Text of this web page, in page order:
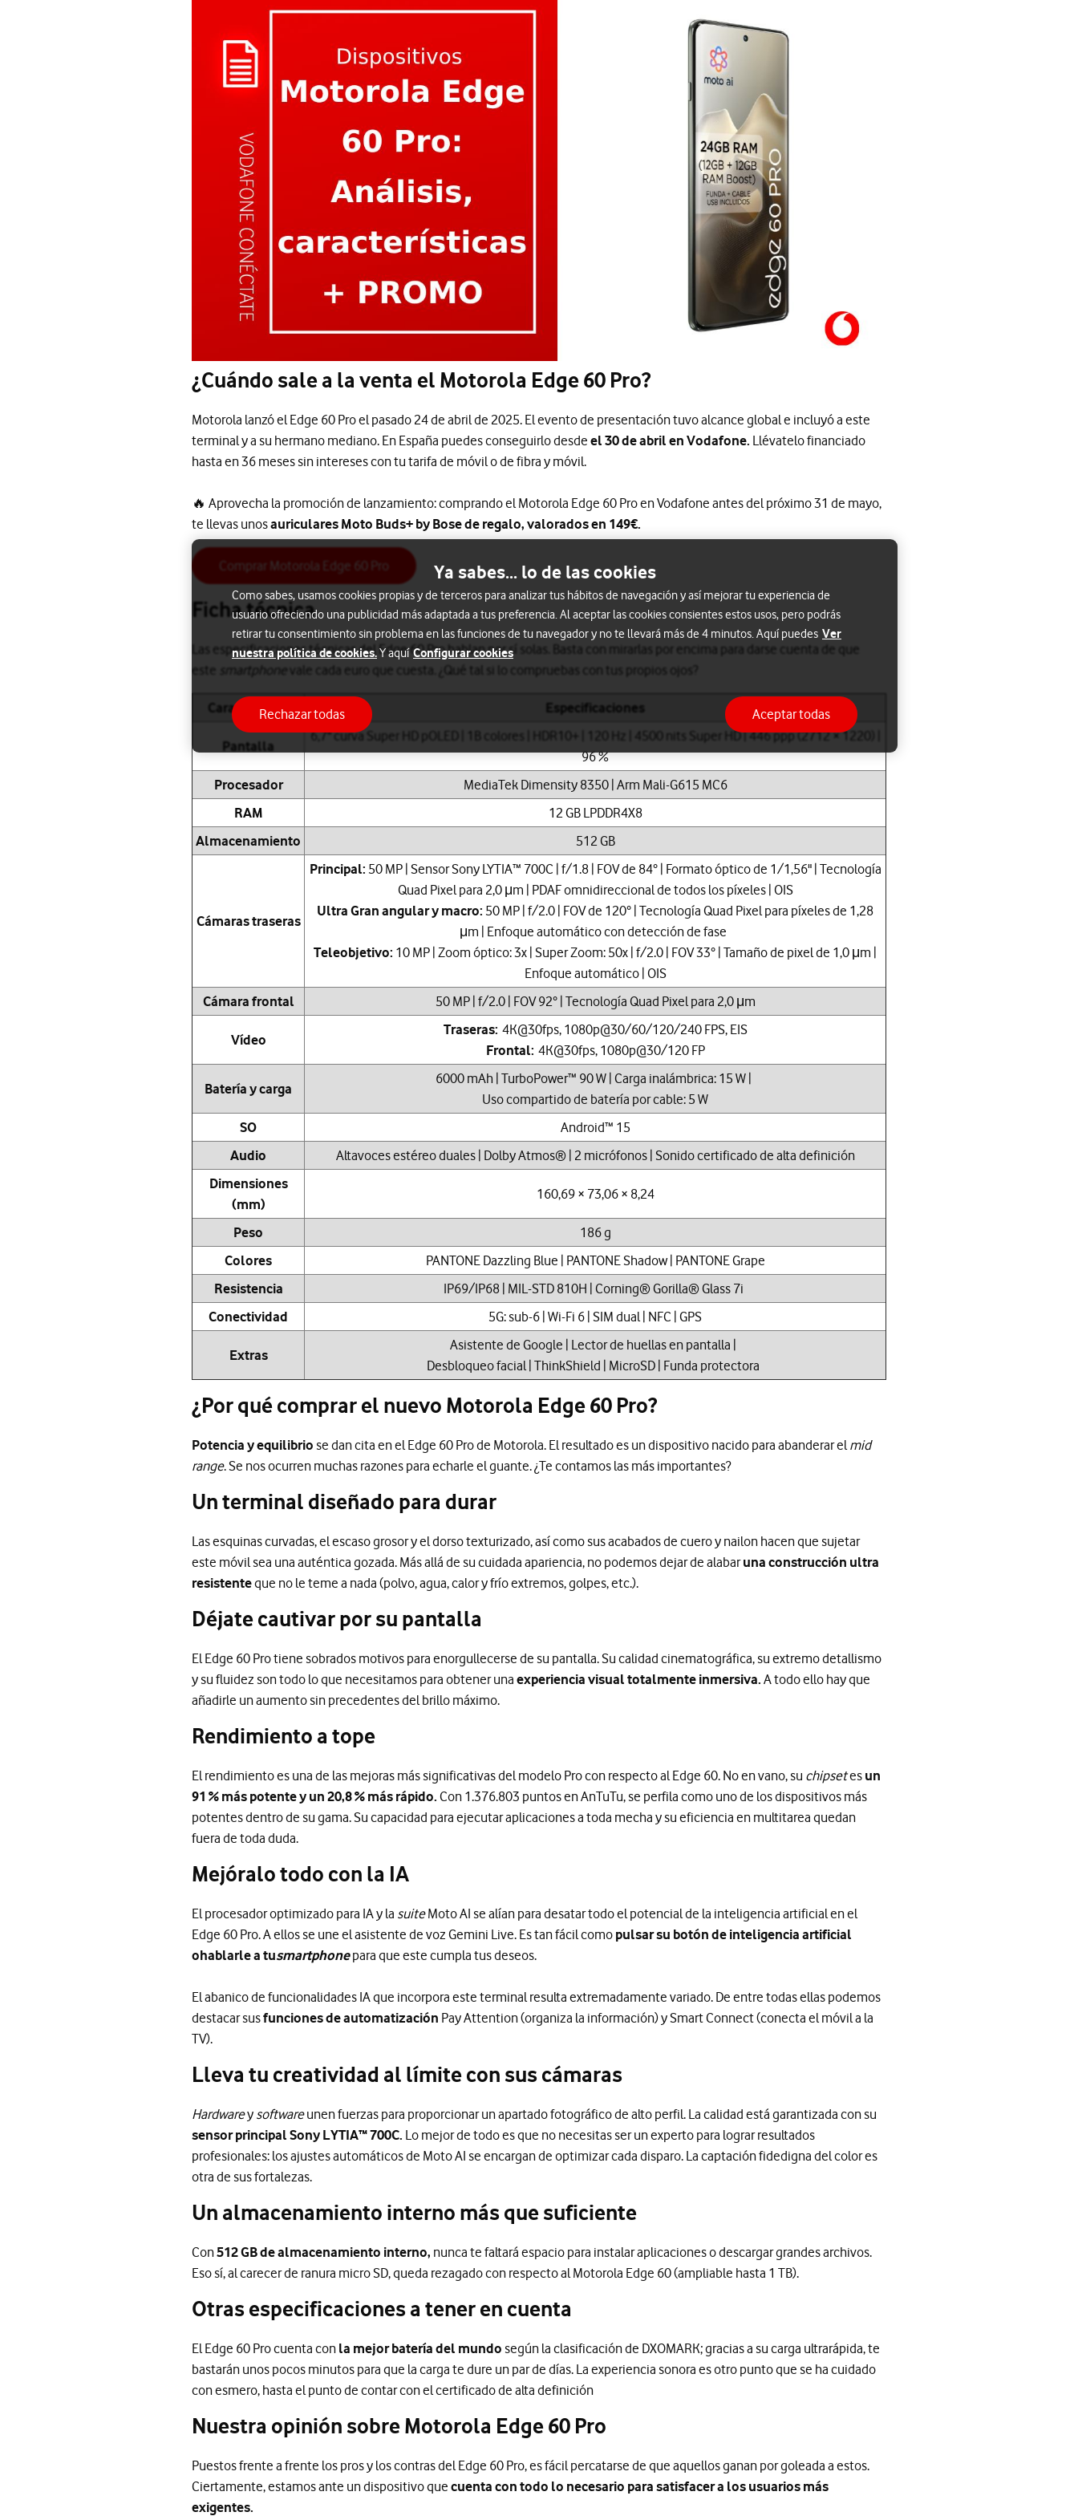
¿Cuándo sale a la venta el Motorola Edge 60 Pro?
Motorola lanzó el Edge 60 Pro el pasado 24 de abril de 2025. El evento de presentación tuvo alcance global e incluyó a este
terminal y a su hermano mediano. En España puedes conseguirlo desde el 30 de abril en Vodafone. Llévatelo financiado
hasta en 36 meses sin intereses con tu tarifa de móvil o de fibra y móvil.
🔥 Aprovecha la promoción de lanzamiento: comprando el Motorola Edge 60 Pro en Vodafone antes del próximo 31 de mayo,
te llevas unosauriculares Moto Buds+ by Bose de regalo, valorados en 149€.
Comprar Motorola Edge 60 Pro
Ficha técnica
Las especificaciones técnicas del Edge 60 Pro hablan por sí solas. Basta con mirarlas por encima para darse cuenta de que
este smartphone vale cada euro que cuesta. ¿Qué tal si lo compruebas con tus propios ojos?
Característica Especificaciones
Pantalla
6,7" curva Super HD pOLED | 1B colores | HDR10+ | 120 Hz | 4500 nits Super HD | 446 ppp (2712 × 1220) |
96 %
Procesador
MediaTek Dimensity 8350 | Arm Mali-G615 MC6
RAM
12 GB LPDDR4X8
Almacenamiento
512 GB
Cámaras traseras
Principal: 50 MP | Sensor Sony LYTIA™ 700C | f/1.8 | FOV de 84° | Formato óptico de 1/1,56" | Tecnología
Quad Pixel para 2,0 μm | PDAF omnidireccional de todos los píxeles | OIS
Ultra Gran angular y macro: 50 MP | f/2.0 | FOV de 120° | Tecnología Quad Pixel para píxeles de 1,28
μm | Enfoque automático con detección de fase
Teleobjetivo: 10 MP | Zoom óptico: 3x | Super Zoom: 50x | f/2.0 | FOV 33° | Tamaño de pixel de 1,0 μm |
Enfoque automático | OIS
Cámara frontal
50 MP | f/2.0 | FOV 92° | Tecnología Quad Pixel para 2,0 μm
Vídeo
Traseras: 4K@30fps, 1080p@30/60/120/240 FPS, EIS
Frontal: 4K@30fps, 1080p@30/120 FP
Batería y carga
6000 mAh | TurboPower™ 90 W | Carga inalámbrica: 15 W |
Uso compartido de batería por cable: 5 W
SO
Android™ 15
Audio
Altavoces estéreo duales | Dolby Atmos® | 2 micrófonos | Sonido certificado de alta definición
Dimensiones
(mm)
160,69 × 73,06 × 8,24
Peso
186 g
Colores
PANTONE Dazzling Blue | PANTONE Shadow | PANTONE Grape
Resistencia
IP69/IP68 | MIL-STD 810H | Corning® Gorilla® Glass 7i
Conectividad
5G: sub-6 | Wi-Fi 6 | SIM dual | NFC | GPS
Extras
Asistente de Google | Lector de huellas en pantalla |
Desbloqueo facial | ThinkShield | MicroSD | Funda protectora
¿Por qué comprar el nuevo Motorola Edge 60 Pro?
Potencia y equilibrio se dan cita en el Edge 60 Pro de Motorola. El resultado es un dispositivo nacido para abanderar el mid
range. Se nos ocurren muchas razones para echarle el guante. ¿Te contamos las más importantes?
Un terminal diseñado para durar
Las esquinas curvadas, el escaso grosor y el dorso texturizado, así como sus acabados de cuero y nailon hacen que sujetar
este móvil sea una auténtica gozada. Más allá de su cuidada apariencia, no podemos dejar de alabaruna construcción ultra
resistenteque no le teme a nada (polvo, agua, calor y frío extremos, golpes, etc.).
Déjate cautivar por su pantalla
El Edge 60 Pro tiene sobrados motivos para enorgullecerse de su pantalla. Su calidad cinematográfica, su extremo detallismo
y su fluidez son todo lo que necesitamos para obtener una experiencia visual totalmente inmersiva. A todo ello hay que
añadirle un aumento sin precedentes del brillo máximo.
Rendimiento a tope
El rendimiento es una de las mejoras más significativas del modelo Pro con respecto al Edge 60. No en vano, su chipsetes un
91 % más potente y un 20,8 % más rápido. Con 1.376.803 puntos en AnTuTu, se perfila como uno de los dispositivos más
potentes dentro de su gama. Su capacidad para ejecutar aplicaciones a toda mecha y su eficiencia en multitarea quedan
fuera de toda duda.
Mejóralo todo con la IA
El procesador optimizado para IA y la suiteMoto AI se alían para desatar todo el potencial de la inteligencia artificial en el
Edge 60 Pro. A ellos se une el asistente de voz Gemini Live. Es tan fácil como pulsar su botón de inteligencia artificial
ohablarle a tusmartphonepara que este cumpla tus deseos.
El abanico de funcionalidades IA que incorpora este terminal resulta extremadamente variado. De entre todas ellas podemos
destacar susfunciones de automatización Pay Attention (organiza la información) y Smart Connect (conecta el móvil a la
TV).
Lleva tu creatividad al límite con sus cámaras
Hardwarey softwareunen fuerzas para proporcionar un apartado fotográfico de alto perfil. La calidad está garantizada con su
sensor principal Sony LYTIA™ 700C. Lo mejor de todo es que no necesitas ser un experto para lograr resultados
profesionales: los ajustes automáticos de Moto AI se encargan de optimizar cada disparo. La captación fidedigna del color es
otra de sus fortalezas.
Un almacenamiento interno más que suficiente
Con512 GB de almacenamiento interno, nunca te faltará espacio para instalar aplicaciones o descargar grandes archivos.
Eso sí, al carecer de ranura micro SD, queda rezagado con respecto al Motorola Edge 60 (ampliable hasta 1 TB).
Otras especificaciones a tener en cuenta
El Edge 60 Pro cuenta con la mejor batería del mundo según la clasificación de DXOMARK; gracias a su carga ultrarápida, te
bastarán unos pocos minutos para que la carga te dure un par de días. La experiencia sonora es otro punto que se ha cuidado
con esmero, hasta el punto de contar con el certificado de alta definición
Nuestra opinión sobre Motorola Edge 60 Pro
Puestos frente a frente los pros y los contras del Edge 60 Pro, es fácil percatarse de que aquellos ganan por goleada a estos.
Ciertamente, estamos ante un dispositivo que cuenta con todo lo necesario para satisfacer a los usuarios más
exigentes.
Ya sabes... lo de las cookies
Como sabes, usamos cookies propias y de terceros para analizar tus hábitos de navegación y así mejorar tu experiencia de
usuario ofreciendo una publicidad más adaptada a tus preferencia. Al aceptar las cookies consientes estos usos, pero podrás
retirar tu consentimiento sin problema en las funciones de tu navegador y no te llevará más de 4 minutos. Aquí puedes Ver
nuestra política de cookies.Y aquí Configurar cookies
Rechazar todas Aceptar todas